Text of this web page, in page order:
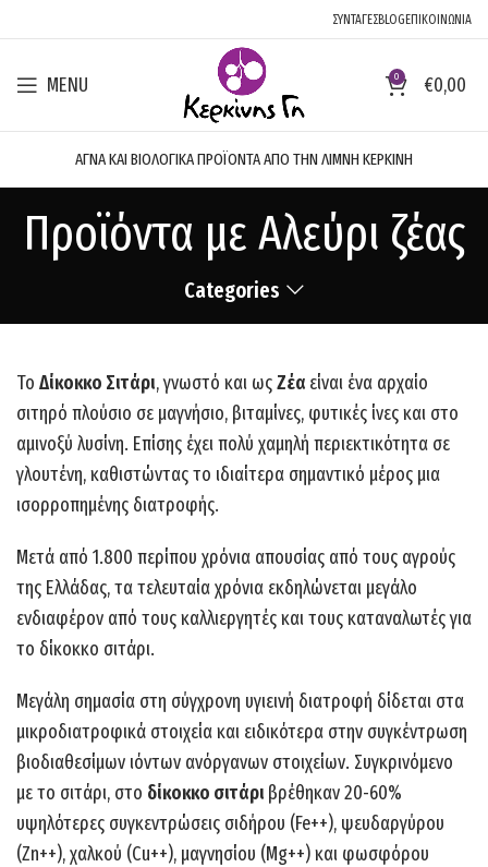
ΣΥΝΤΑΓΕΣBLOGΕΠΙΚΟΙΝΩΝΙΑ
MENU 0 €0,00
ΑΓΝΑ ΚΑΙ ΒΙΟΛΟΓΙΚΑ ΠΡΟΪΟΝΤΑ ΑΠΟ ΤΗΝ ΛΙΜΝΗ ΚΕΡΚΙΝΗ
Προϊόντα με Αλεύρι ζέας
Categories
Το Δίκοκκο Σιτάρι, γνωστό και ωςΖέα είναι ένα αρχαίο
σιτηρό πλούσιο σε μαγνήσιο, βιταμίνες, φυτικές ίνες και στο
αμινοξύ λυσίνη. Επίσης έχει πολύ χαμηλή περιεκτικότητα σε
γλουτένη, καθιστώντας το ιδιαίτερα σημαντικό μέρος μια
ισορροπημένης διατροφής.
Μετά από 1.800 περίπου χρόνια απουσίας από τους αγρούς
της Ελλάδας, τα τελευταία χρόνια εκδηλώνεται μεγάλο
ενδιαφέρον από τους καλλιεργητές και τους καταναλωτές για
το δίκοκκο σιτάρι.
Μεγάλη σημασία στη σύγχρονη υγιεινή διατροφή δίδεται στα
µικροδιατροφικά στοιχεία και ειδικότερα στην συγκέντρωση
βιοδιαθεσίμων ιόντων ανόργανων στοιχείων. Συγκρινόμενο
µε το σιτάρι, στο δίκοκκο σιτάρι βρέθηκαν 20-60%
υψηλότερες συγκεντρώσεις σιδήρου (Fe++), ψευδαργύρου
(Zn++), χαλκού (Cu++), μαγνησίου (Mg++) και φωσφόρου